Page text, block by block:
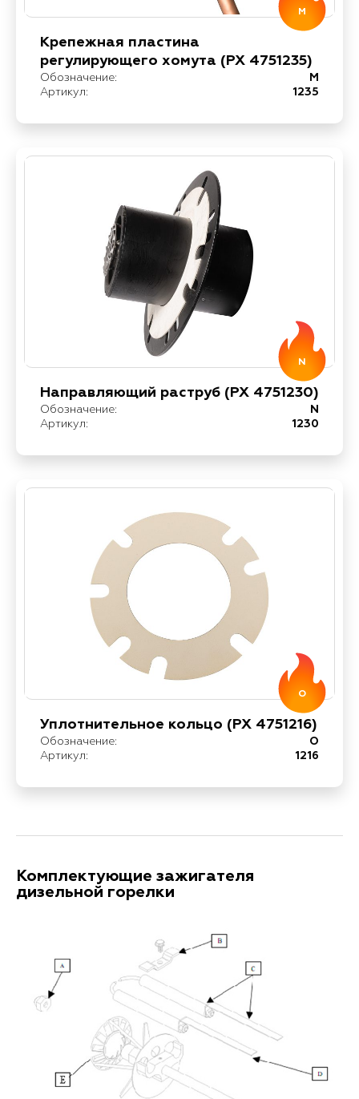
M
Крепежная пластина
регулирующего хомута (PX 4751235)
Обозначение:
M
Артикул:
1235
N
Направляющий раструб (PX 4751230)
Обозначение:
N
Артикул:
1230
O
Уплотнительное кольцо (РХ 4751216)
Обозначение:
O
Артикул:
1216
Комплектующие зажигателя
дизельной горелки